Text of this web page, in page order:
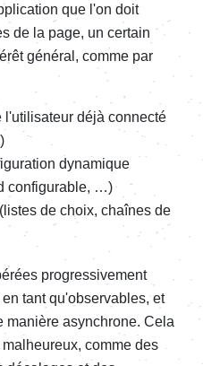
que l'on doit
de la page, un certain
général, comme par
l'utilisateur déjà connecté
dynamique
configurable, …)
de choix, chaînes de
progressivement
tant qu'observables, et
manière asynchrone. Cela
comme des